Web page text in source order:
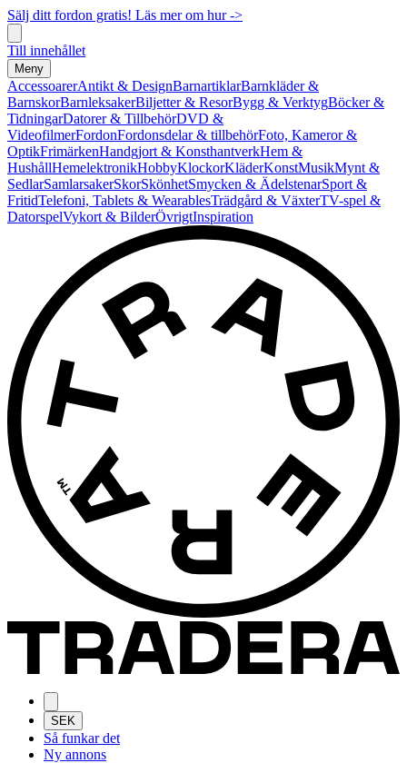
Sälj ditt fordon gratis! Läs mer om hur ->
Till innehållet
Meny
AccessoarerAntikt & DesignBarnartiklarBarnkläder &
BarnskorBarnleksakerBiljetter & ResorBygg & VerktygBöcker &
TidningarDatorer & TillbehörDVD &
VideofilmerFordonFordonsdelar & tillbehörFoto, Kameror &
OptikFrimärkenHandgjort & KonsthantverkHem &
HushållHemelektronikHobbyKlockorKläderKonstMusikMynt &
SedlarSamlarsakerSkorSkönhetSmycken & ÄdelstenarSport &
FritidTelefoni, Tablets & WearablesTrädgård & VäxterTV-spel &
DatorspelVykort & BilderÖvrigtInspiration
SEK
Så funkar det
Ny annons